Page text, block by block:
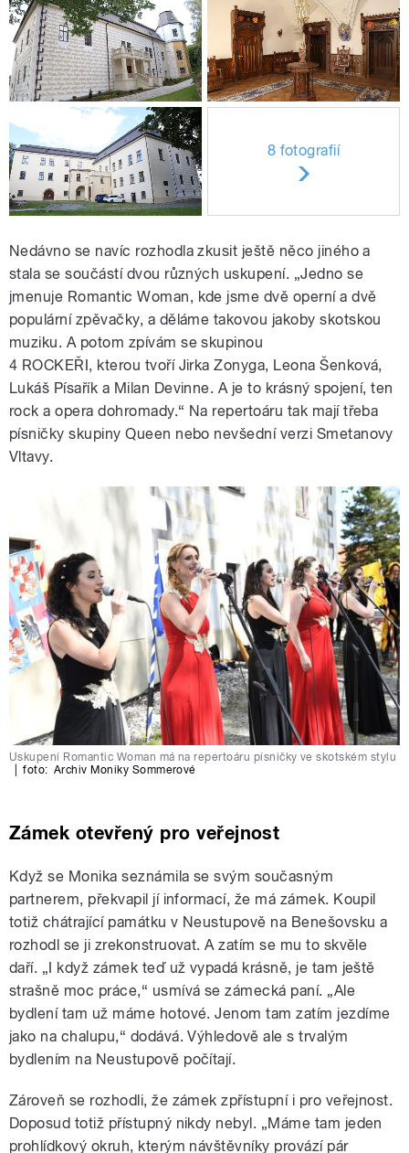
8 fotografií
Nedávno se navíc rozhodla zkusit ještě něco jiného a
stala se součástí dvou různých uskupení. „Jedno se
jmenuje Romantic Woman, kde jsme dvě operní a dvě
populární zpěvačky, a děláme takovou jakoby skotskou
muziku. A potom zpívám se skupinou
4 ROCKEŘI, kterou tvoří Jirka Zonyga, Leona Šenková,
Lukáš Písařík a Milan Devinne. A je to krásný spojení, ten
rock a opera dohromady.“ Na repertoáru tak mají třeba
písničky skupiny Queen nebo nevšední verzi Smetanovy
Vltavy.
Uskupení Romantic Woman má na repertoáru písničky ve skotském stylu
foto: Archiv Moniky Sommerové
Zámek otevřený pro veřejnost
Když se Monika seznámila se svým současným
partnerem, překvapil jí informací, že má zámek. Koupil
totiž chátrající památku v Neustupově na Benešovsku a
rozhodl se ji zrekonstruovat. A zatím se mu to skvěle
daří. „I když zámek teď už vypadá krásně, je tam ještě
strašně moc práce,“ usmívá se zámecká paní. „Ale
bydlení tam už máme hotové. Jenom tam zatím jezdíme
jako na chalupu,“ dodává. Výhledově ale s trvalým
bydlením na Neustupově počítají.
Zároveň se rozhodli, že zámek zpřístupní i pro veřejnost.
Doposud totiž přístupný nikdy nebyl. „Máme tam jeden
prohlídkový okruh, kterým návštěvníky provází pár